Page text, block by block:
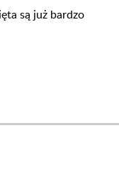
są już bardzo